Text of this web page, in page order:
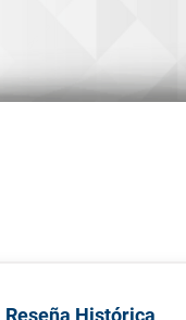
Reseña Histórica